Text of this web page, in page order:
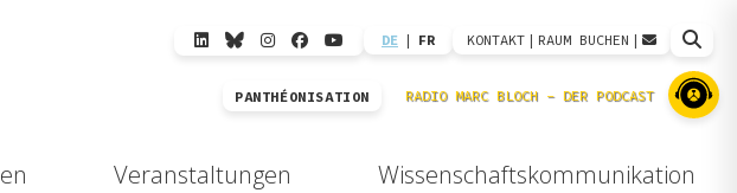
DE | FR KONTAKT | RAUM BUCHEN |
PANTHÉONISATION
Veranstaltungen Wissenschaftskommunikation